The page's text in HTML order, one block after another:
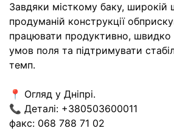
Завдяки місткому баку, широкій
продуманій конструкції
працювати продуктивно, швидко
умов поля та підтримувати
темп.
📍 Огляд у Дніпрі.
📞 Деталі: +380503600011
факс: 068 788 71 02